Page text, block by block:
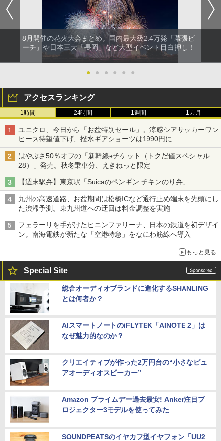
8月開催の花火大会まとめ。国内最大級2.4万発「幕張ビ
ーチ」や日本三大「長岡」など大型イベント目白押し！
● ● ● ● ● ●
アクセスランキング
1時間 24時間 1週間 1カ月
ユニクロ、今日から「お盆特別セール」。涼感シアサッカーワン
ピース待望値下げ、撥水ギアショーツは1990円に
はやぶさ50％オフの「新幹線eチケット（トクだ値スペシャル
28）」発売。秋冬乗車分、えきねっと限定
【週末駅弁】東京駅「Suicaのペンギン チキンのり弁」
九州の高速道路、お盆期間は松橋ICなど通行止め端末を先頭にし
た渋滞予測。東九州道への迂回は料金調整を実施
フェラーリを手がけたピニンファリーナ、日本の鉄道を初デザイ
ン。南海電鉄が新たな「空港特急」をなにわ筋線へ導入
もっと見る
Special Site
総合オーディオブランドに進化するSHANLING
とは何者か？
AIスマートノートのiFLYTEK「AINOTE 2」は
なぜ魅力的なのか？
クリエイティブが作った2万円台の“小さなピュ
アオーディオスピーカー”
Amazon プライムデー過去最安! Anker注目プ
ロジェクター3モデルを使ってみた
SOUNDPEATSのイヤカフ型イヤフォン「UU2